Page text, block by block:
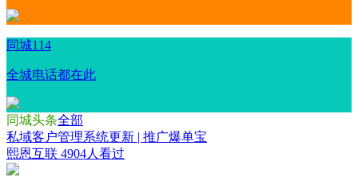
同城114
全城电话都在此
同城头条全部
私域客户管理系统更新 | 推广爆单宝
熙恩互联 4904人看过